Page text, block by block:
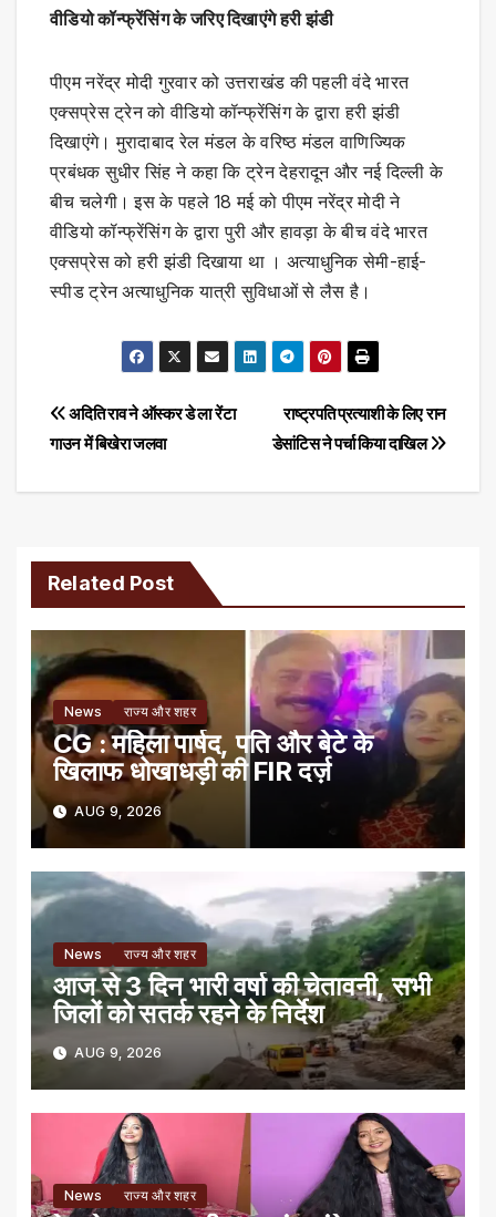
वीडियो कॉन्फ्रेंसिंग के जरिए दिखाएंगे हरी झंडी
पीएम नरेंद्र मोदी गुरवार को उत्तराखंड की पहली वंदे भारत
एक्सप्रेस ट्रेन को वीडियो कॉन्फ्रेंसिंग के द्वारा हरी झंडी
दिखाएंगे। मुरादाबाद रेल मंडल के वरिष्ठ मंडल वाणिज्यिक
प्रबंधक सुधीर सिंह ने कहा कि ट्रेन देहरादून और नई दिल्ली के
बीच चलेगी। इस के पहले 18 मई को पीएम नरेंद्र मोदी ने
वीडियो कॉन्फ्रेंसिंग के द्वारा पुरी और हावड़ा के बीच वंदे भारत
एक्सप्रेस को हरी झंडी दिखाया था । अत्याधुनिक सेमी-हाई-
स्पीड ट्रेन अत्याधुनिक यात्री सुविधाओं से लैस है।
Post
navigation
राष्ट्रपति प्रत्याशी के लिए रान
डेसांटिस ने पर्चा किया दाखिल
अदिति राव ने ऑस्कर डे ला रेंटा
गाउन में बिखेरा जलवा
Related Post
News राज्य और शहर
CG : महिला पार्षद, पति और बेटे के
खिलाफ धोखाधड़ी की FIR दर्ज़
AUG 9, 2026
News राज्य और शहर
आज से 3 दिन भारी वर्षा की चेतावनी, सभी
जिलों को सतर्क रहने के निर्देश
AUG 9, 2026
News राज्य और शहर